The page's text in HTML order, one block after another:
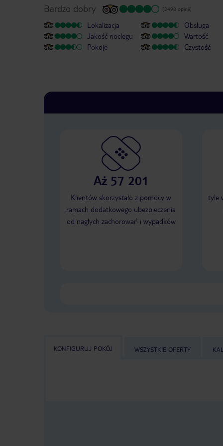
Bardzo dobry (2498 opinii)
Lokalizacja
Jakość noclegu
Pokoje
Obsługa
Wartość
Czystość
Aż 57 201
Klientów skorzystało z pomocy w
ramach dodatkowego ubezpieczenia
od nagłych zachorowań i wypadków
tyle
KONFIGURUJ POKÓJ WSZYSTKIE OFERTY